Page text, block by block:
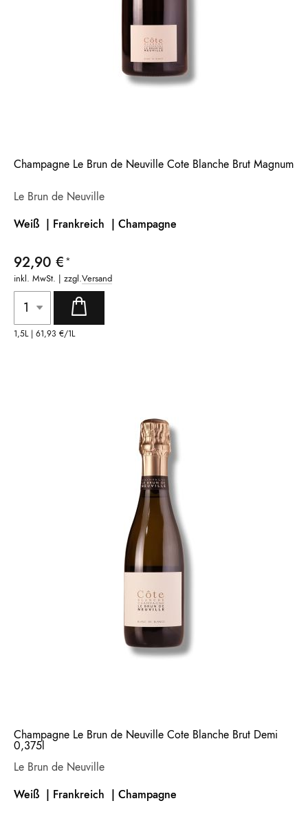
Champagne Le Brun de Neuville Cote Blanche Brut Magnum
Le Brun de Neuville
Weiß | Frankreich | Champagne
92,90 €
inkl. MwSt. | zzgl.Versand
1,5L | 61,93 €/1L
Champagne Le Brun de Neuville Cote Blanche Brut Demi
0,375l
Le Brun de Neuville
Weiß | Frankreich | Champagne